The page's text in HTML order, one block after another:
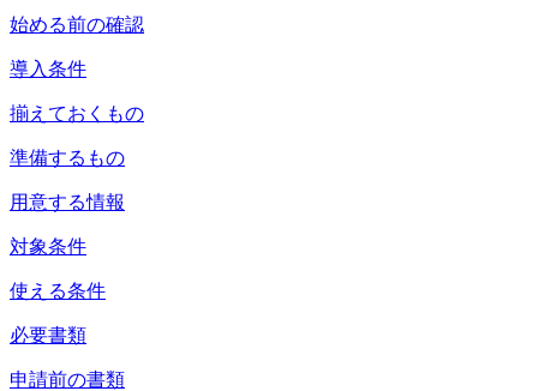
始める前の確認
導入条件
揃えておくもの
準備するもの
用意する情報
対象条件
使える条件
必要書類
申請前の書類